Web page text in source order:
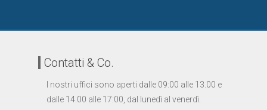
Contatti & Co.
I nostri uffici sono aperti dalle 09:00 alle 13.00 e
dalle 14.00 alle 17:00, dal lunedì al venerdì.